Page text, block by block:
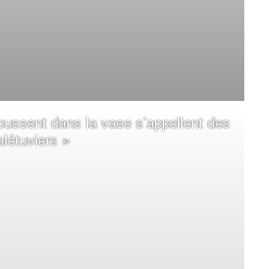
dans la vase s’appellent des
»